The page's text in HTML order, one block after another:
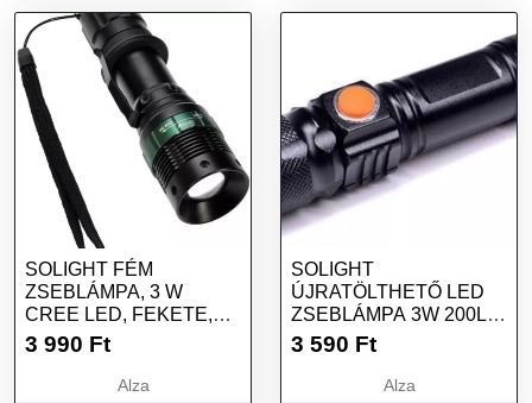
SOLIGHT FÉM
ZSEBLÁMPA, 3 W
CREE LED, FEKETE,
FÓKUSZ, 3× AAA
3 990 Ft
Alza
SOLIGHT
ÚJRATÖLTHETŐ LED
ZSEBLÁMPA 3W 200LM
USB LI-ION
3 590 Ft
Alza